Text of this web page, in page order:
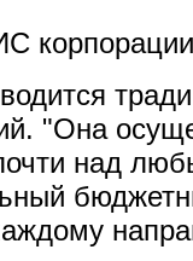
"Она
над